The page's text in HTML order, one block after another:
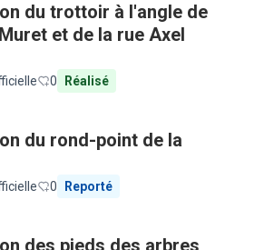
du trottoir à l'angle de
et de la rue Axel
0 Réalisé
du rond-point de la
0 Reporté
des pieds des arbres